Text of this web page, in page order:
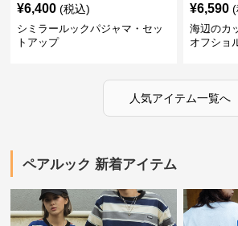
¥6,400 (税込)
シミラールックパジャマ・セッ
トアップ
¥6,590 (
海辺のカ
オフショ
人気アイテム一覧へ
ペアルック 新着アイテム